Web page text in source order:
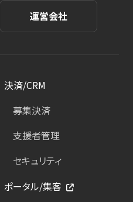
運営会社
決済/CRM
募集決済
支援者管理
セキュリティ
ポータル/集客